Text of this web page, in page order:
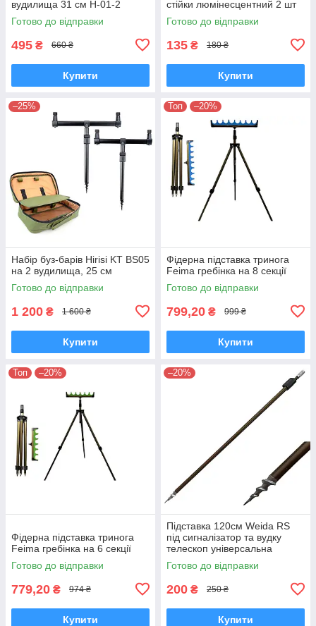
вудилища 31 см H-01-2
Готово до відправки
495 ₴ 660 ₴
Купити
стійки люмінесцентний 2 шт
Готово до відправки
135 ₴ 180 ₴
Купити
–25%
Набір буз-барів Hirisi KT BS05
на 2 вудилища, 25 см
Готово до відправки
1 200 ₴ 1 600 ₴
Купити
Топ –20%
Фідерна підставка тринога
Feima гребінка на 8 секції
Готово до відправки
799,20 ₴ 999 ₴
Купити
Топ –20%
Фідерна підставка тринога
Feima гребінка на 6 секції
Готово до відправки
779,20 ₴ 974 ₴
Купити
–20%
Підставка 120см Weida RS
під сигналізатор та вудку
телескоп універсальна
Готово до відправки
200 ₴ 250 ₴
Купити